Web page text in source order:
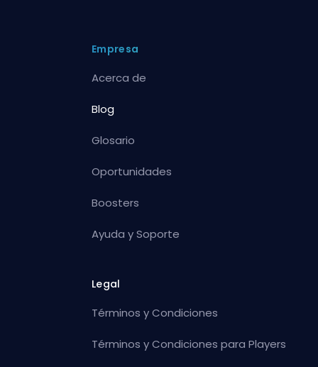
Empresa
Acerca de
Blog
Glosario
Oportunidades
Boosters
Ayuda y Soporte
Legal
Términos y Condiciones
Términos y Condiciones para Players